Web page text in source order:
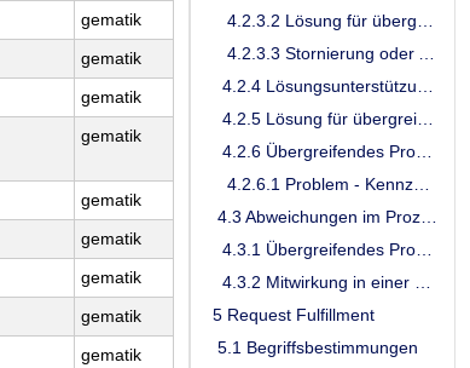
5 Request Fulfillment
5.1 Begriffsbestimmungen
gematik
gematik
gematik
gematik
gematik
gematik
gematik
gematik
gematik